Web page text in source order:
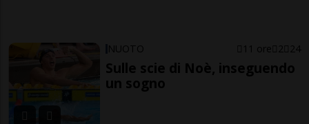
NUOTO 11 ore 2 24
Sulle scie di Noè, inseguendo
un sogno